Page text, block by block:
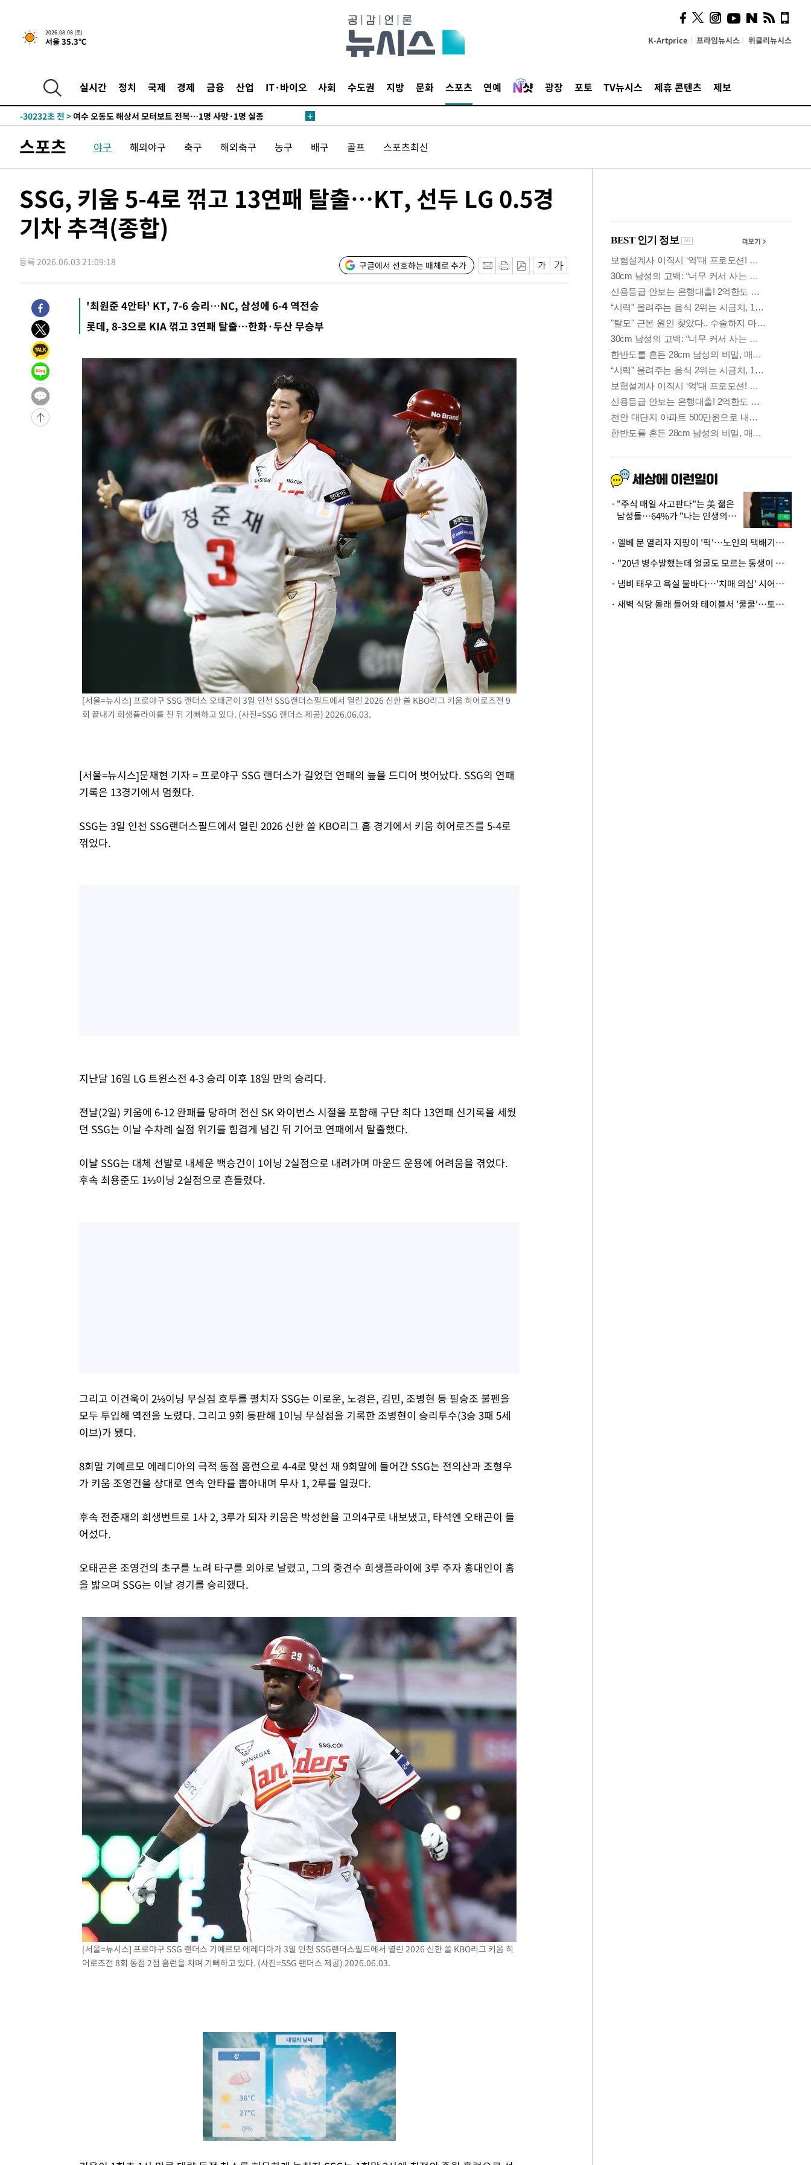
2026.08.08 (토)
서울 35.3℃ K-Artprice 프라임뉴시스 위클리뉴시스
실시간 정치 국제 경제 금융 산업 IT·바이오 사회 수도권 지방 문화 스포츠 연예 광장 포토 TV뉴시스 제휴 콘텐츠 제보
-30856초 전 >
남자 농구, 나고야 아시안게임서 '홈팀' 일본과 한일전
-26459초 전 >극한폭염 한풀 꺾이지만…'낮 최고 35도' 무더위, 열대야 계속[다음
-21994초 전 > [속보]'압수수색·성접대 논란' 축구협회 "실망과 걱정 안겨드려 죄
송"
-10615초 전 >'최고 37도' 폭염 지속…강원동해안 최대 150㎜ 비
[속보]뉴욕증시 상승 마감…S&P 0.6% 나스닥 1.3%↑
-30876초 전 > 남자 농구, 나고야 아시안게임서 '홈팀' 일본과 한일전
-30252초 전 >여수 오동도 해상서 모터보트 전복…1명 사망·1명 실종
-26479초 전 >극한폭염 한풀 꺾이지만…'낮 최고 35도' 무더위, 열대야 계속[다음
송"
-3761초 전 >
[속보]뉴욕증시 상승 마감…S&P 0.6% 나스닥 1.3%↑
스포츠 야구 해외야구 축구 해외축구 농구 배구 골프 스포츠최신
SSG, 키움 5-4로 꺾고 13연패 탈출…KT, 선두 LG 0.5경
기차 추격(종합)
등록 2026.06.03 21:09:18 구글에서 선호하는 매체로 추가
'최원준 4안타' KT, 7-6 승리…NC, 삼성에 6-4 역전승
롯데, 8-3으로 KIA 꺾고 3연패 탈출…한화·두산 무승부
[서울=뉴시스] 프로야구 SSG 랜더스 오태곤이 3일 인천 SSG랜더스필드에서 열린 2026 신한 쏠 KBO리그 키움 히어로즈전 9
회 끝내기 희생플라이를 친 뒤 기뻐하고 있다. (사진=SSG 랜더스 제공) 2026.06.03.
[서울=뉴시스]문채현 기자 = 프로야구 SSG 랜더스가 길었던 연패의 늪을 드디어 벗어났다. SSG의 연패
기록은 13경기에서 멈췄다.
SSG는 3일 인천 SSG랜더스필드에서 열린 2026 신한 쏠 KBO리그 홈 경기에서 키움 히어로즈를 5-4로
꺾었다.
지난달 16일 LG 트윈스전 4-3 승리 이후 18일 만의 승리다.
전날(2일) 키움에 6-12 완패를 당하며 전신 SK 와이번스 시절을 포함해 구단 최다 13연패 신기록을 세웠
던 SSG는 이날 수차례 실점 위기를 힘겹게 넘긴 뒤 기어코 연패에서 탈출했다.
이날 SSG는 대체 선발로 내세운 백승건이 1이닝 2실점으로 내려가며 마운드 운용에 어려움을 겪었다.
후속 최용준도 1⅓이닝 2실점으로 흔들렸다.
그리고 이건욱이 2⅓이닝 무실점 호투를 펼치자 SSG는 이로운, 노경은, 김민, 조병현 등 필승조 불펜을
모두 투입해 역전을 노렸다. 그리고 9회 등판해 1이닝 무실점을 기록한 조병현이 승리투수(3승 3패 5세
이브)가 됐다.
8회말 기예르모 에레디아의 극적 동점 홈런으로 4-4로 맞선 채 9회말에 들어간 SSG는 전의산과 조형우
가 키움 조영건을 상대로 연속 안타를 뽑아내며 무사 1, 2루를 일궜다.
후속 전준재의 희생번트로 1사 2, 3루가 되자 키움은 박성한을 고의4구로 내보냈고, 타석엔 오태곤이 들
어섰다.
오태곤은 조영건의 초구를 노려 타구를 외야로 날렸고, 그의 중견수 희생플라이에 3루 주자 홍대인이 홈
을 밟으며 SSG는 이날 경기를 승리했다.
[서울=뉴시스] 프로야구 SSG 랜더스 기예르모 에레디아가 3일 인천 SSG랜더스필드에서 열린 2026 신한 쏠 KBO리그 키움 히
어로즈전 8회 동점 2점 홈런을 치며 기뻐하고 있다. (사진=SSG 랜더스 제공) 2026.06.03.
사이 해답 찾았죠"…알을
깨고 나온 '초자아'
"주식 매일 사고판다"는 美 젊은
남성들…64%가 "나는 인생의
· 엘베 문 열리자 지팡이 '퍽'…노인의 택배기사 폭행 이유
· "20년 병수발했는데 얼굴도 모르는 동생이 유산 절반을"…배다른 형제 상속권 있을까
· 냄비 태우고 욕실 물바다…'치매 의심' 시어머니 검사 권유했다가 '날벼락'
· 새벽 식당 몰래 들어와 테이블서 '쿨쿨'…토사물 남기고 사라진 남성